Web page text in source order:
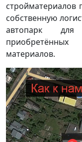
собственную
автопарк для
материалов.